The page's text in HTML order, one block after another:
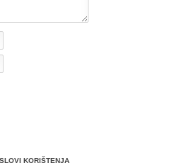
KORIŠTENJA